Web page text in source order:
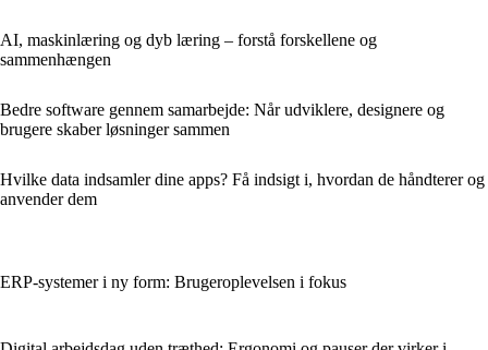
AI, maskinlæring og dyb læring – forstå forskellene og
sammenhængen
Bedre software gennem samarbejde: Når udviklere, designere og
brugere skaber løsninger sammen
Hvilke data indsamler dine apps? Få indsigt i, hvordan de håndterer og
anvender dem
ERP-systemer i ny form: Brugeroplevelsen i fokus